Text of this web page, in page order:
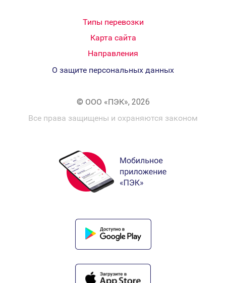
Типы перевозки
Карта сайта
Направления
© ООО «ПЭК», 2026
Все права защищены и охраняются законом
О защите персональных данных